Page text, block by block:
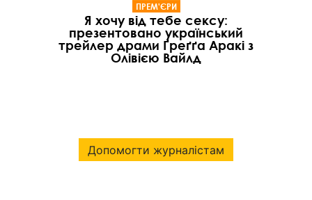
ПРЕМ'ЄРИ
Я хочу від тебе сексу:
презентовано український
трейлер драми Ґреґґа Аракі з
Олівією Вайлд
Допомогти журналістам